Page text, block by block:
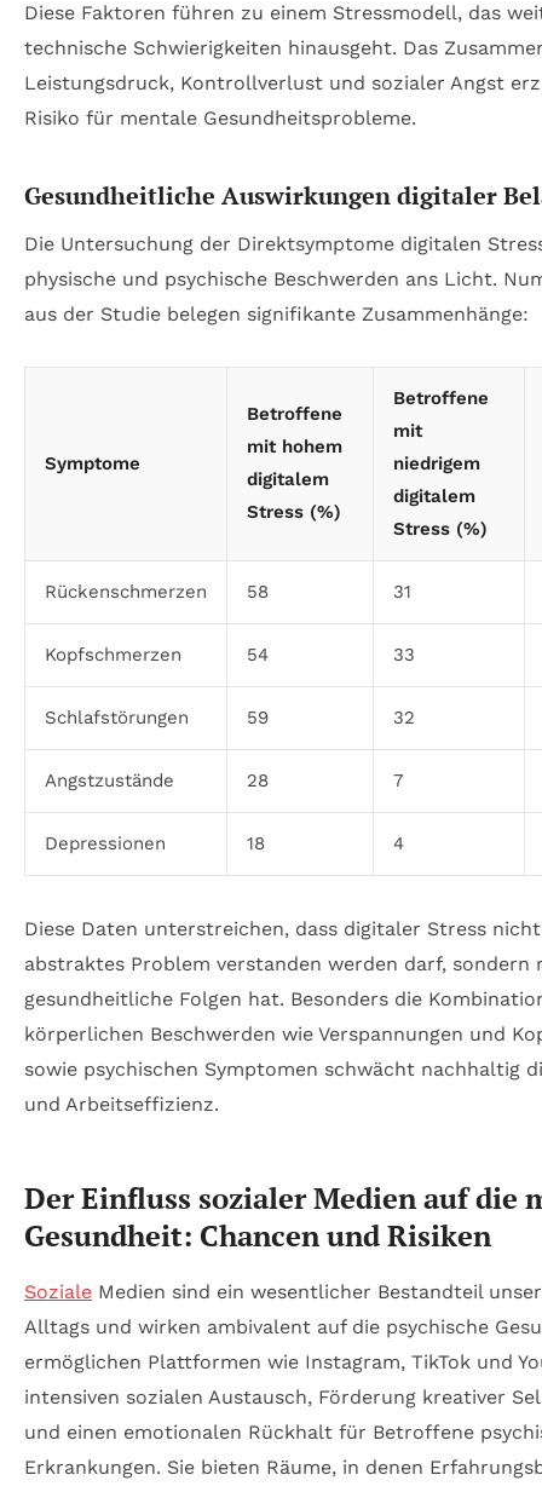
Diese Faktoren führen zu einem Stressmodell, das
technische Schwierigkeiten hinausgeht. Das
Leistungsdruck, Kontrollverlust und sozialer Angst
Risiko für mentale Gesundheitsprobleme.
Gesundheitliche Auswirkungen digitaler
Die Untersuchung der Direktsymptome digitalen
physische und psychische Beschwerden ans Licht.
aus der Studie belegen signifikante Zusammenhänge:
Symptome
Betroffene
mit hohem
digitalem
Stress (%)
Betroffene
mit
niedrigem
digitalem
Stress (%)
Rückenschmerzen 58 31
Kopfschmerzen 54 33
Schlafstörungen 59 32
Angstzustände 28 7
Depressionen 18 4
Diese Daten unterstreichen, dass digitaler Stress
abstraktes Problem verstanden werden darf, sondern
gesundheitliche Folgen hat. Besonders die
körperlichen Beschwerden wie Verspannungen und
sowie psychischen Symptomen schwächt nachhaltig
und Arbeitseffizienz.
Der Einfluss sozialer Medien auf die
Gesundheit: Chancen und Risiken
Soziale Medien sind ein wesentlicher Bestandteil
Alltags und wirken ambivalent auf die psychische
ermöglichen Plattformen wie Instagram, TikTok und
intensiven sozialen Austausch, Förderung kreativer
und einen emotionalen Rückhalt für Betroffene
Erkrankungen. Sie bieten Räume, in denen